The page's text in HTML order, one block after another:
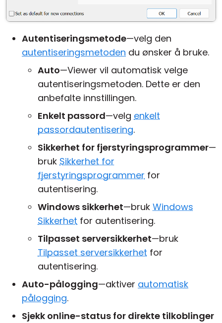
Autentiseringsmetode—velg den
autentiseringsmetoden du ønsker å bruke.
Auto—Viewer vil automatisk velge
autentiseringsmetoden. Dette er den
anbefalte innstillingen.
Enkelt passord—velg enkelt
passordautentisering.
Sikkerhet for fjerstyringsprogrammer—
bruk Sikkerhet for
fjerstyringsprogrammer for
autentisering.
Windows sikkerhet—bruk Windows
Sikkerhet for autentisering.
Tilpasset serversikkerhet—bruk
Tilpasset serversikkerhet for
autentisering.
Auto-pålogging—aktiver automatisk
pålogging.
Sjekk online-status for direkte tilkoblinger